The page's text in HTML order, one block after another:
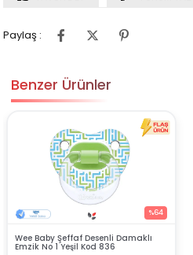
Paylaş :
Benzer Ürünler
%64
Wee Baby Şeffaf Desenli Damaklı
Emzik No 1 Yeşil Kod 836